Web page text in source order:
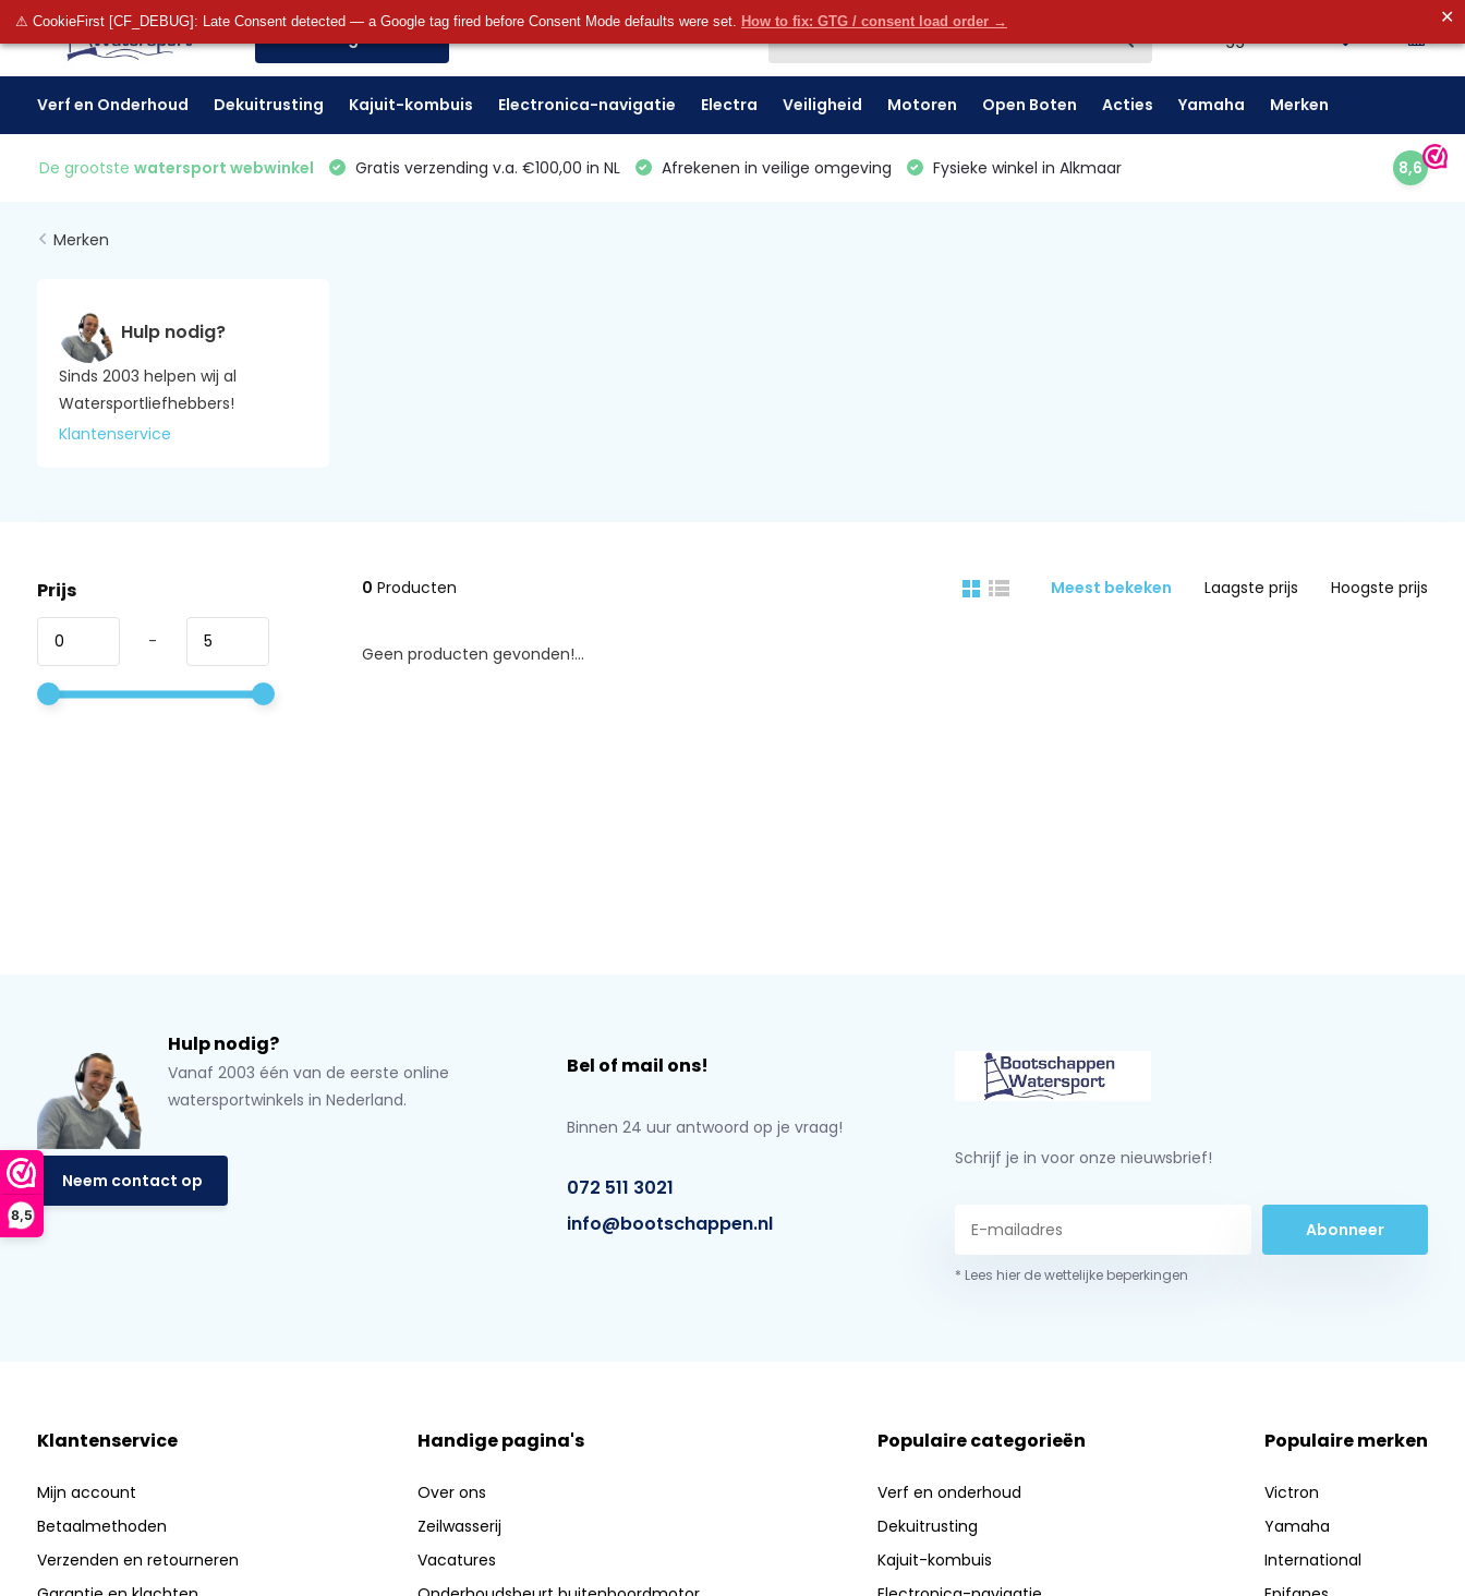
⚠ CookieFirst [CF_DEBUG]: Late Consent detected — a Google tag fired before Consent Mode defaults were set. How to fix: GTG / consent load order → ✕
8,5
Verf en Onderhoud Dekuitrusting Kajuit-kombuis Electronica-navigatie Electra Veiligheid Motoren Open Boten Acties Yamaha Merken
De grootste watersport webwinkel Gratis verzending v.a. €100,00 in NL Afrekenen in veilige omgeving Fysieke winkel in Alkmaar 8,6
Merken
Hulp nodig?
Sinds 2003 helpen wij al
Watersportliefhebbers!
Klantenservice
Prijs
-
0 Producten Meest bekeken Laagste prijs Hoogste prijs
Geen producten gevonden!...
Hulp nodig?
Vanaf 2003 één van de eerste online
watersportwinkels in Nederland.
Neem contact op
Bel of mail ons!
Binnen 24 uur antwoord op je vraag!
072 511 3021
info@bootschappen.nl
Schrijf je in voor onze nieuwsbrief!
Abonneer
* Lees hier de wettelijke beperkingen
Klantenservice
Mijn account
Betaalmethoden
Verzenden en retourneren
Handige pagina's
Over ons
Zeilwasserij
Vacatures
Populaire categorieën
Verf en onderhoud
Dekuitrusting
Kajuit-kombuis
Populaire merken
Victron
Yamaha
International